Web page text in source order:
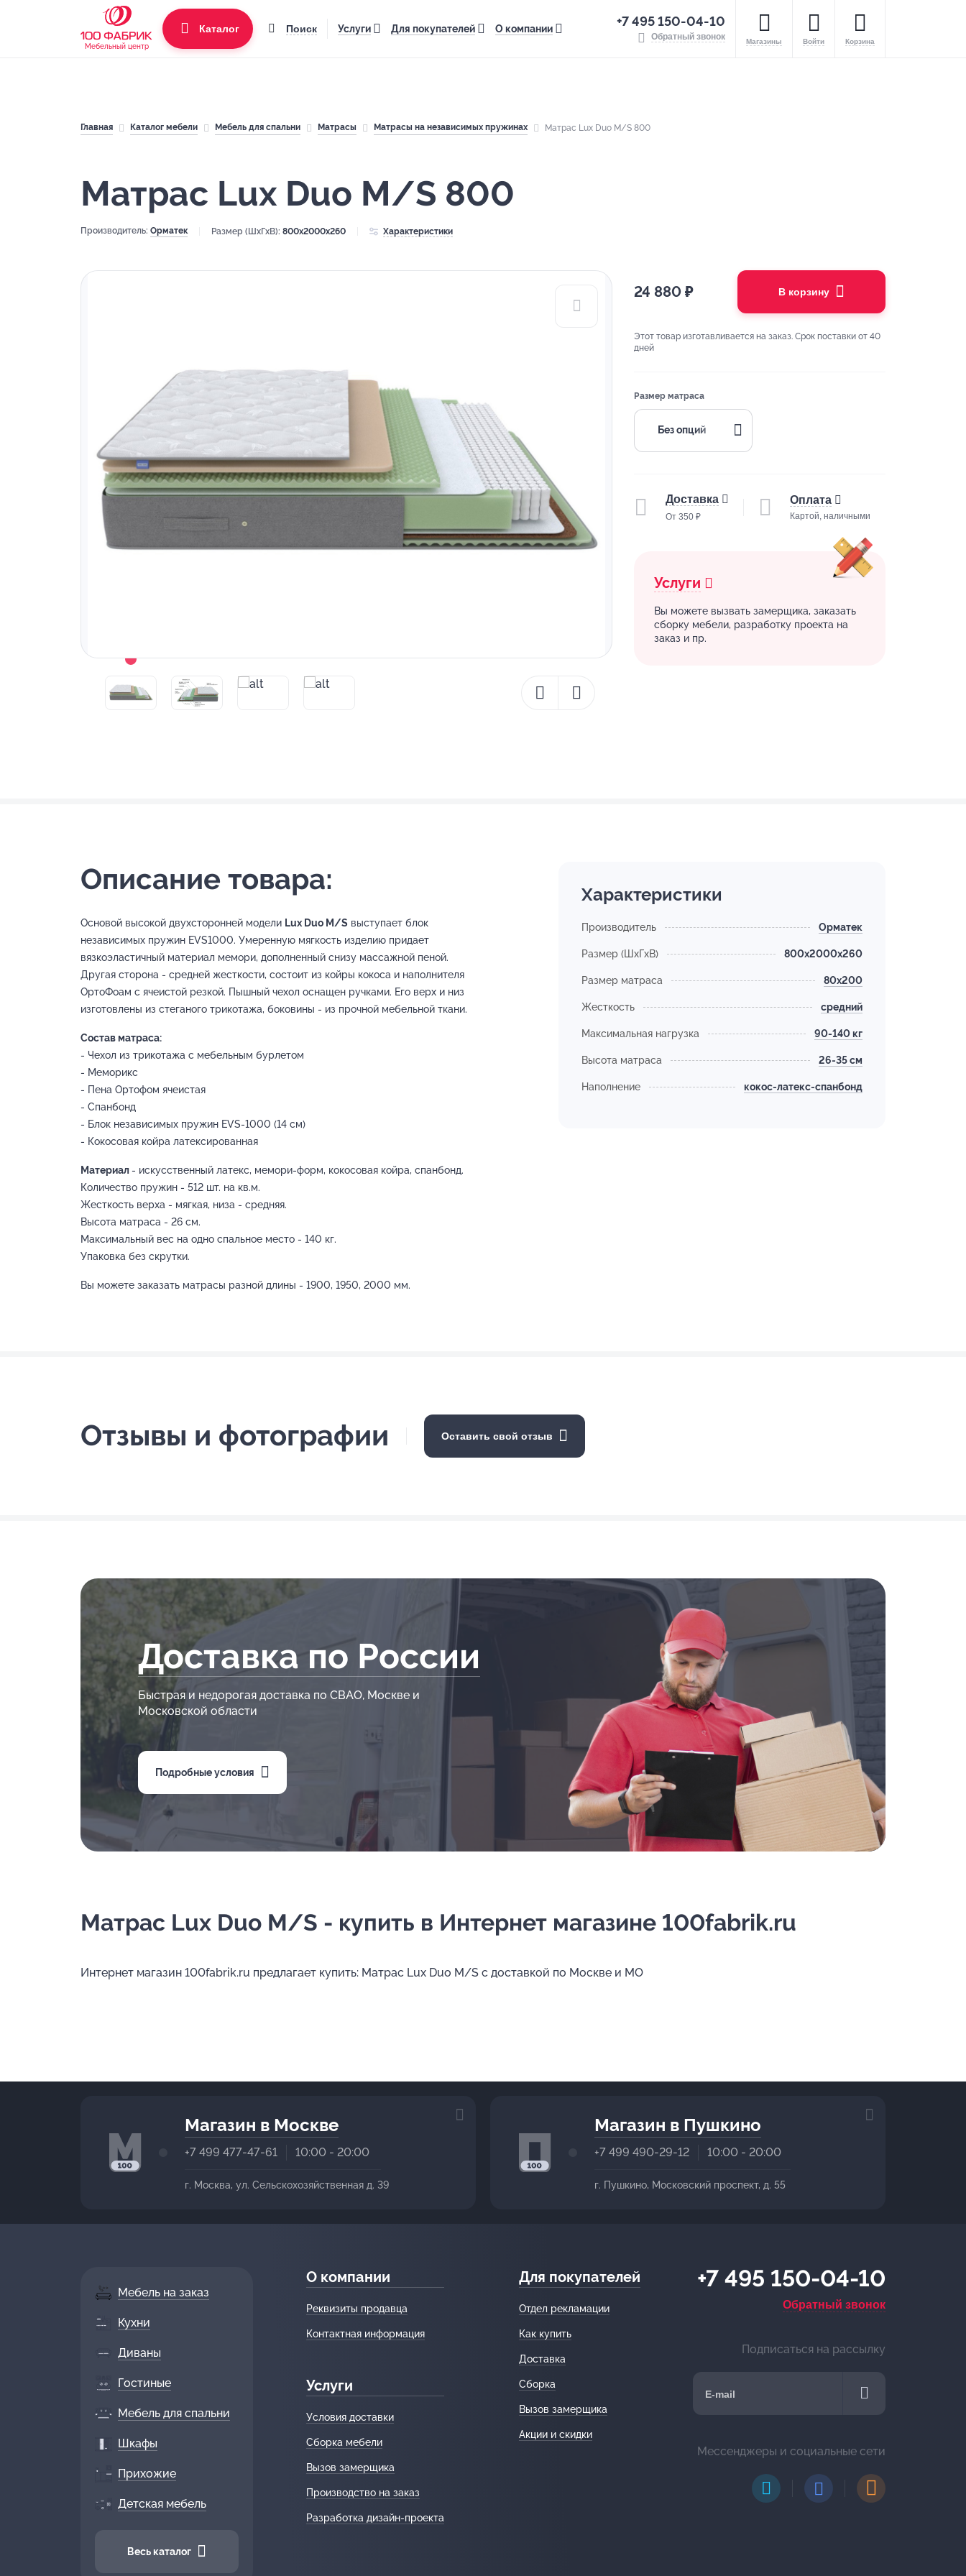
Мебельный центр
Каталог Поиск Услуги Для покупателей О компании +7 495 150-04-10
Обратный звонок Магазины Войти Корзина
Главная Каталог мебели Мебель для спальни Матрасы Матрасы на независимых пружинах Матрас Lux Duo M/S 800
Матрас Lux Duo M/S 800
Производитель: Орматек Размер (ШхГхВ): 800x2000x260 Характеристики
24 880 ₽ В корзину
Этот товар изготавливается на заказ. Срок поставки от 40
дней
Размер матраса
Без опций
Доставка
От 350 ₽
Оплата
Картой, наличными
Услуги
Вы можете вызвать замерщика, заказать
сборку мебели, разработку проекта на
заказ и пр.
Описание товара:
Основой высокой двухсторонней модели Lux Duo M/S выступает блок
независимых пружин EVS1000. Умеренную мягкость изделию придает
вязкоэластичный материал мемори, дополненный снизу массажной пеной.
Другая сторона - средней жесткости, состоит из койры кокоса и наполнителя
ОртоФоам с ячеистой резкой. Пышный чехол оснащен ручками. Его верх и низ
изготовлены из стеганого трикотажа, боковины - из прочной мебельной ткани.
Состав матраса:
- Чехол из трикотажа с мебельным бурлетом
- Меморикс
- Пена Ортофом ячеистая
- Спанбонд
- Блок независимых пружин EVS-1000 (14 см)
- Кокосовая койра латексированная
Материал - искусственный латекс, мемори-форм, кокосовая койра, спанбонд.
Количество пружин - 512 шт. на кв.м.
Жесткость верха - мягкая, низа - средняя.
Высота матраса - 26 см.
Максимальный вес на одно спальное место - 140 кг.
Упаковка без скрутки.
Вы можете заказать матрасы разной длины - 1900, 1950, 2000 мм.
Характеристики
Производитель Орматек
Размер (ШхГхВ) 800x2000x260
Размер матраса 80х200
Жесткость средний
Максимальная нагрузка 90-140 кг
Высота матраса 26-35 см
Наполнение кокос-латекс-спанбонд
Отзывы и фотографии Оставить свой отзыв
Доставка по России
Быстрая и недорогая доставка по СВАО, Москве и
Московской области
Подробные условия
Матрас Lux Duo M/S - купить в Интернет магазине 100fabrik.ru
Интернет магазин 100fabrik.ru предлагает купить: Матрас Lux Duo M/S с доставкой по Москве и МО
Магазин в Москве
+7 499 477-47-61 10:00 - 20:00
г. Москва, ул. Сельскохозяйственная д. 39
Магазин в Пушкино
+7 499 490-29-12 10:00 - 20:00
г. Пушкино, Московский проспект, д. 55
Мебель на заказ
Кухни
Диваны
Гостиные
Мебель для спальни
Шкафы
Прихожие
Детская мебель
Весь каталог
О компании
Реквизиты продавца
Контактная информация
Услуги
Условия доставки
Сборка мебели
Вызов замерщика
Производство на заказ
Разработка дизайн-проекта
Для покупателей
Отдел рекламации
Как купить
Доставка
Сборка
Вызов замерщика
Акции и скидки
+7 495 150-04-10
Обратный звонок
Подписаться на рассылку
Мессенджеры и социальные сети